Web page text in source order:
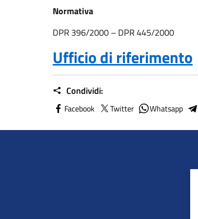
Normativa
DPR 396/2000 – DPR 445/2000
Ufficio di riferimento
Condividi:
Facebook Twitter Whatsapp